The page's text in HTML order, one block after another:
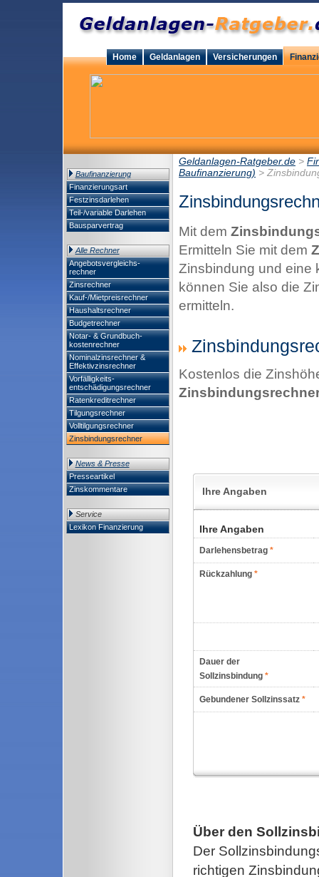
Home Geldanlagen Versicherungen
Baufinanzierung
Finanzierungsart
Festzinsdarlehen
Teil-/variable Darlehen
Bausparvertrag
Alle Rechner
Angebotsvergleichs-
rechner
Zinsrechner
Kauf-/Mietpreisrechner
Haushaltsrechner
Budgetrechner
Notar- & Grundbuch-
kostenrechner
Nominalzinsrechner &
Effektivzinsrechner
Vorfälligkeits-
entschädigungsrechner
Ratenkreditrechner
Tilgungsrechner
Volltilgungsrechner
Zinsbindungsrechner
News & Presse
Presseartikel
Zinskommentare
Service
Lexikon Finanzierung
Geldanlagen-Ratgeber.de >
Baufinanzierung) >
Mit dem
Ermitteln Sie mit dem
Zinsbindung und eine
können Sie also die
ermitteln.
Kostenlos die